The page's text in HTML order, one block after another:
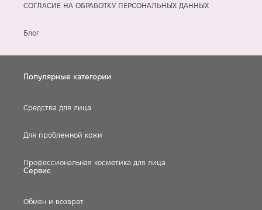
СОГЛАСИЕ НА ОБРАБОТКУ ПЕРСОНАЛЬНЫХ ДАННЫХ
Блог
Популярные категории
Средства для лица
Для проблемной кожи
Профессиональная косметика для лица
Сервис
Обмен и возврат